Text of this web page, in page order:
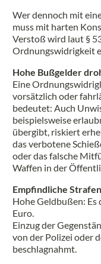
Wer dennoch mit
muss mit harten
Verstoß wird laut §
Ordnungswidrigkeit
Hohe Bußgelder
Eine
vorsätzlich oder
bedeutet: Auch
beispielsweise
übergibt, riskiert
das verbotene
oder das falsche
Waffen in der
Empfindliche
Hohe Geldbußen: Es
Euro.
Einzug der
von der Polizei oder
beschlagnahmt.